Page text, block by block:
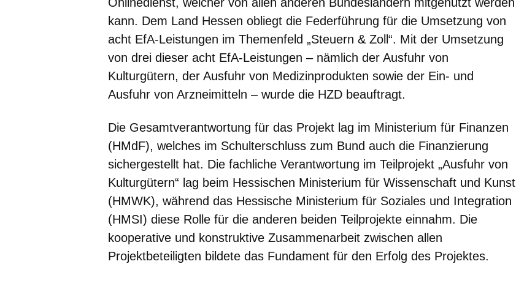
kann. Dem Land Hessen obliegt die Federführung für die Umsetzung von
acht EfA-Leistungen im Themenfeld „Steuern & Zoll“. Mit der Umsetzung
von drei dieser acht EfA-Leistungen – nämlich der Ausfuhr von
Kulturgütern, der Ausfuhr von Medizinprodukten sowie der Ein- und
Ausfuhr von Arzneimitteln – wurde die HZD beauftragt.
Die Gesamtverantwortung für das Projekt lag im Ministerium für Finanzen
(HMdF), welches im Schulterschluss zum Bund auch die Finanzierung
sichergestellt hat. Die fachliche Verantwortung im Teilprojekt „Ausfuhr von
Kulturgütern“ lag beim Hessischen Ministerium für Wissenschaft und Kunst
(HMWK), während das Hessische Ministerium für Soziales und Integration
(HMSI) diese Rolle für die anderen beiden Teilprojekte einnahm. Die
kooperative und konstruktive Zusammenarbeit zwischen allen
Projektbeteiligten bildete das Fundament für den Erfolg des Projektes.